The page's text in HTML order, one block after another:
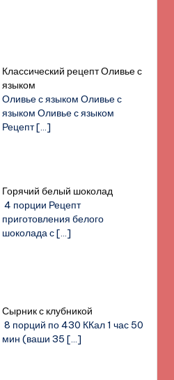
Классический рецепт Оливье с
языком
Оливье с языком Оливье с
языком Оливье с языком
Рецепт[…]
Горячий белый шоколад
4 порции Рецепт
приготовления белого
шоколада с[…]
Сырник с клубникой
8 порций по 430 ККал 1 час 50
мин (ваши 35[…]